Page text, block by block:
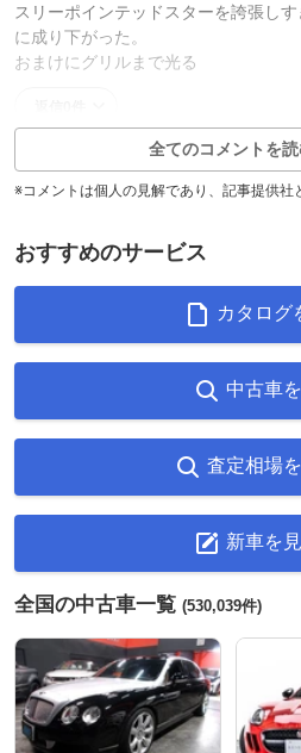
スリーポインテッドスターを誇張し
に成り下がった。
おまけにグリルまで光る
全てのコメントを読
※コメントは個人の見解であり、記事提供社
おすすめのサービス
カタログ
中古車
査定相場
新車を
全国の中古車一覧 (530,039件)